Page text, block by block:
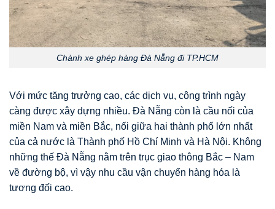
Chành xe ghép hàng Đà Nẵng đi TP.HCM
Với mức tăng trưởng cao, các dịch vụ, công trình ngày
càng được xây dựng nhiều. Đà Nẵng còn là cầu nối của
miền Nam và miền Bắc, nối giữa hai thành phố lớn nhất
của cả nước là Thành phố Hồ Chí Minh và Hà Nội. Không
những thế Đà Nẵng nằm trên trục giao thông Bắc – Nam
về đường bộ, vì vậy nhu cầu vận chuyển hàng hóa là
tương đối cao.